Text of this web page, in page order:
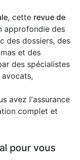
, cette revue de
approfondie des
des dossiers, des
et des
des spécialistes
avez l'assurance
complet et
pour vous